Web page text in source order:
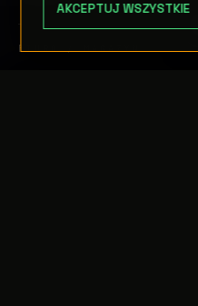
BIURO / MAGAZYN
AKCEPTUJ WSZYSTKIE